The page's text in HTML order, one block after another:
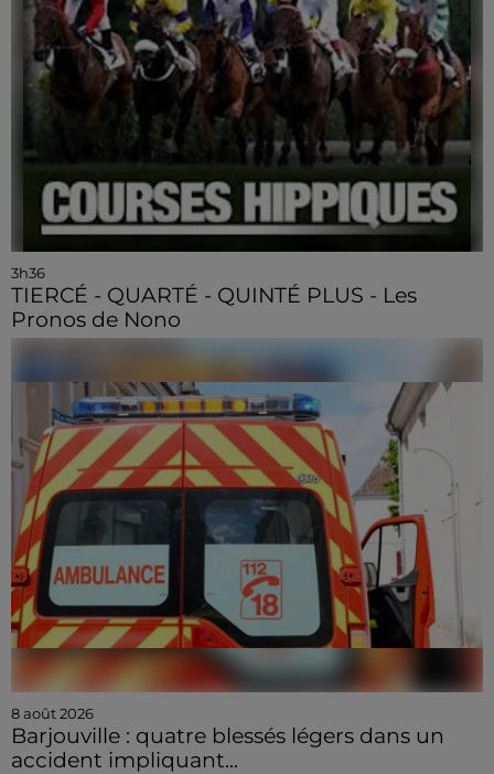
3h36
TIERCÉ - QUARTÉ - QUINTÉ PLUS - Les
Pronos de Nono
8 août 2026
Barjouville : quatre blessés légers dans un
accident impliquant...